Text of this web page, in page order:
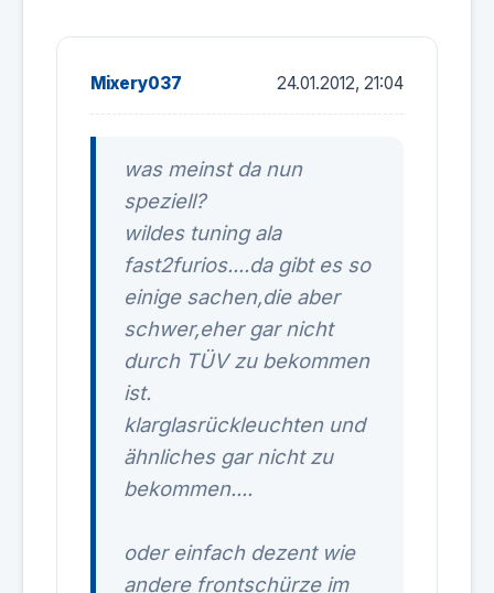
Mixery037 24.01.2012, 21:04
was meinst da nun
speziell?
wildes tuning ala
fast2furios....da gibt es so
einige sachen,die aber
schwer,eher gar nicht
durch TÜV zu bekommen
ist.
klarglasrückleuchten und
ähnliches gar nicht zu
bekommen....
oder einfach dezent wie
andere frontschürze im